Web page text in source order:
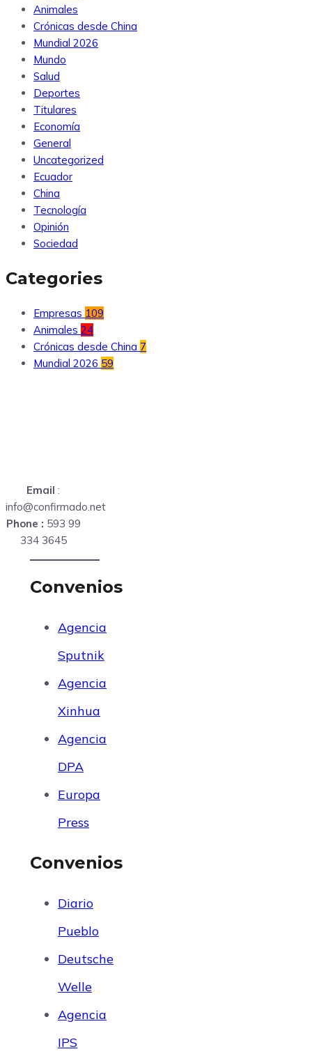
Animales
Crónicas desde China
Mundial 2026
Mundo
Salud
Deportes
Titulares
Economía
General
Uncategorized
Ecuador
China
Tecnología
Opinión
Sociedad
Categories
Empresas 109
Animales 24
Crónicas desde China 7
Mundial 2026 59
Email :
info@confirmado.net
Phone : 593 99
334 3645
Convenios
Agencia
Sputnik
Agencia
Xinhua
Agencia
DPA
Europa
Press
Convenios
Diario
Pueblo
Deutsche
Welle
Agencia
IPS